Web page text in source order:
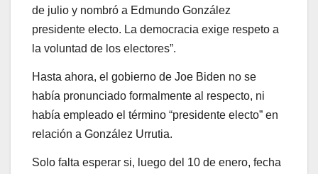
de julio y nombró a Edmundo González
presidente electo. La democracia exige respeto a
la voluntad de los electores”.
Hasta ahora, el gobierno de Joe Biden no se
había pronunciado formalmente al respecto, ni
había empleado el término “presidente electo” en
relación a González Urrutia.
Solo falta esperar si, luego del 10 de enero, fecha